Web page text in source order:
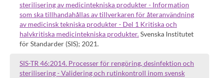
sterilisering av medicintekniska produkter - Information
som ska tillhandahållas av tillverkaren för återanvändning
av medicinsk tekniska produkter - Del 1 Kritiska och
halvkritiska medicintekniska produkter.Svenska Institutet
för Standarder (SIS); 2021.
SIS-TR 46:2014. Processer för rengöring, desinfektion och
sterilisering - Validering och rutinkontroll inom svensk